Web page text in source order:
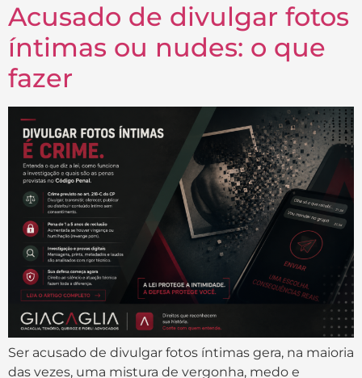
Acusado de divulgar fotos
íntimas ou nudes: o que
fazer
Ser acusado de divulgar fotos íntimas gera, na maioria
das vezes, uma mistura de vergonha, medo e